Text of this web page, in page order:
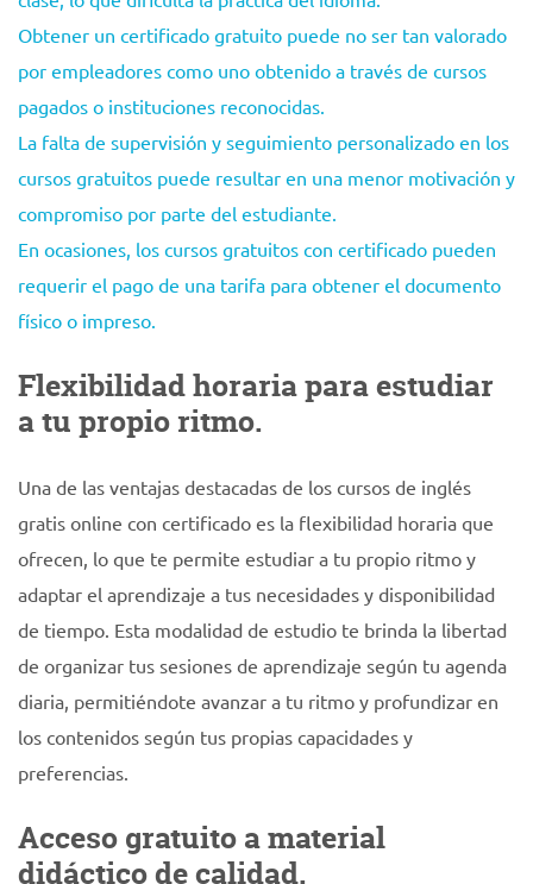
Obtener un certificado gratuito puede no ser tan valorado
por empleadores como uno obtenido a través de cursos
pagados o instituciones reconocidas.
La falta de supervisión y seguimiento personalizado en los
cursos gratuitos puede resultar en una menor motivación y
compromiso por parte del estudiante.
En ocasiones, los cursos gratuitos con certificado pueden
requerir el pago de una tarifa para obtener el documento
físico o impreso.
Flexibilidad horaria para estudiar
a tu propio ritmo.
Una de las ventajas destacadas de los cursos de inglés
gratis online con certificado es la flexibilidad horaria que
ofrecen, lo que te permite estudiar a tu propio ritmo y
adaptar el aprendizaje a tus necesidades y disponibilidad
de tiempo. Esta modalidad de estudio te brinda la libertad
de organizar tus sesiones de aprendizaje según tu agenda
diaria, permitiéndote avanzar a tu ritmo y profundizar en
los contenidos según tus propias capacidades y
preferencias.
Acceso gratuito a material
didáctico de calidad.